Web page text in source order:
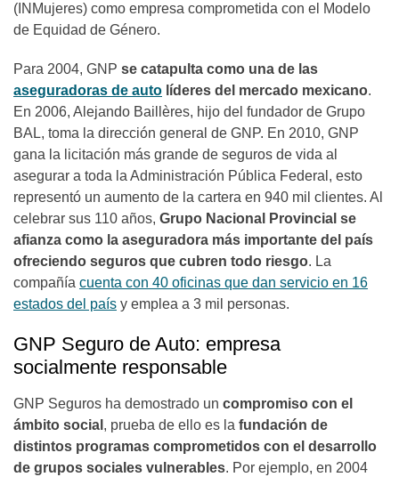
(INMujeres) como empresa comprometida con el Modelo
de Equidad de Género.
Para 2004, GNP se catapulta como una de las
aseguradoras de auto líderes del mercado mexicano.
En 2006, Alejando Baillères, hijo del fundador de Grupo
BAL, toma la dirección general de GNP. En 2010, GNP
gana la licitación más grande de seguros de vida al
asegurar a toda la Administración Pública Federal, esto
representó un aumento de la cartera en 940 mil clientes. Al
celebrar sus 110 años, Grupo Nacional Provincial se
afianza como la aseguradora más importante del país
ofreciendo seguros que cubren todo riesgo. La
compañía cuenta con 40 oficinas que dan servicio en 16
estados del país y emplea a 3 mil personas.
GNP Seguro de Auto: empresa
socialmente responsable
GNP Seguros ha demostrado un compromiso con el
ámbito social , prueba de ello es la fundación de
distintos programas comprometidos con el desarrollo
de grupos sociales vulnerables. Por ejemplo, en 2004